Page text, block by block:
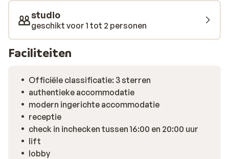
studio
geschikt voor 1 tot 2 personen
Faciliteiten
Officiële classificatie: 3 sterren
authentieke accommodatie
modern ingerichte accommodatie
receptie
check in inchecken tussen 16:00 en 20:00 uur
lift
lobby